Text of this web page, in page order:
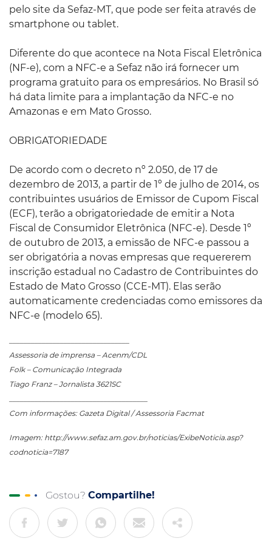
pelo site da Sefaz-MT, que pode ser feita através de
smartphone ou tablet.
Diferente do que acontece na Nota Fiscal Eletrônica
(NF-e), com a NFC-e a Sefaz não irá fornecer um
programa gratuito para os empresários. No Brasil só
há data limite para a implantação da NFC-e no
Amazonas e em Mato Grosso.
OBRIGATORIEDADE
De acordo com o decreto nº 2.050, de 17 de
dezembro de 2013, a partir de 1º de julho de 2014, os
contribuintes usuários de Emissor de Cupom Fiscal
(ECF), terão a obrigatoriedade de emitir a Nota
Fiscal de Consumidor Eletrônica (NFC-e). Desde 1º
de outubro de 2013, a emissão de NFC-e passou a
ser obrigatória a novas empresas que requererem
inscrição estadual no Cadastro de Contribuintes do
Estado de Mato Grosso (CCE-MT). Elas serão
automaticamente credenciadas como emissores da
NFC-e (modelo 65).
Assessoria de imprensa – Acenm/CDL
Folk – Comunicação Integrada
Tiago Franz – Jornalista 3621SC
Com informações: Gazeta Digital / Assessoria Facmat
Imagem: http://www.sefaz.am.gov.br/noticias/ExibeNoticia.asp?
codnoticia=7187
Gostou? Compartilhe!